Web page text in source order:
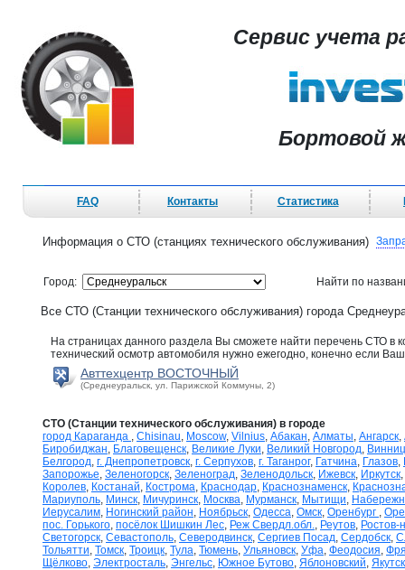
Сервис учета
Бортовой
FAQ Контакты Статистика
Информация о СТО (станциях технического обслуживания)
Город: Найти по
Все СТО (Станции технического обслуживания) города
На страницах данного раздела Вы сможете найти перечень СТО в
технический осмотр автомобиля нужно ежегодно, конечно если
Авттехцентр ВОСТОЧНЫЙ
(Среднеуральск, ул. Парижской Коммуны, 2)
СТО (Станции технического обслуживания) в городе
город Караганда , Chisinau, Moscow, Vilnius, Абакан, Алматы, Ангарск,
Биробиджан, Благовещенск, Великие Луки, Великий Новгород,
Белгород, г. Днепропетровск, г. Серпухов, г. Таганрог, Гатчина, Глазов,
Запорожье, Зеленогорск, Зеленоград, Зеленодольск, Ижевск, Иркутск,
Королев, Костанай, Кострома, Краснодар, Краснознаменск,
Мариуполь, Минск, Мичуринск, Москва, Мурманск, Мытищи,
Иерусалим, Ногинский район, Ноябрьск, Одесса, Омск, Оренбург ,
пос. Горького, посёлок Шишкин Лес, Реж Свердл.обл., Реутов, Ростов-
Светогорск, Севастополь, Северодвинск, Сергиев Посад, Сердобск,
Тольятти, Томск, Троицк, Тула, Тюмень, Ульяновск, Уфа, Феодосия,
Щёлково, Электросталь, Энгельс, Южное Бутово, Яблоновский, Якутск